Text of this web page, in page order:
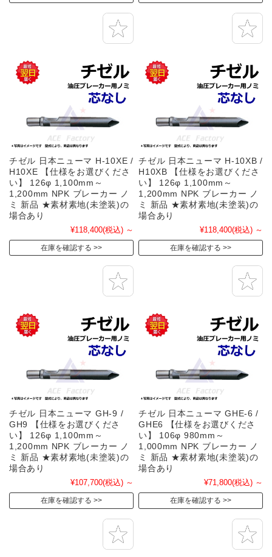
チゼル 日本ニューマ H-10XE /
H10XE 【仕様をお選びくださ
い】 126φ 1,100mm～
1,200mm NPK ブレーカー ノ
ミ 新品 ★素材素地(未塗装)の
場合あり
¥118,400(税込) ～
在庫を確認する
チゼル 日本ニューマ H-10XB /
H10XB 【仕様をお選びくださ
い】 126φ 1,100mm～
1,200mm NPK ブレーカー ノ
ミ 新品 ★素材素地(未塗装)の
場合あり
¥118,400(税込) ～
在庫を確認する
チゼル 日本ニューマ GH-9 /
GH9 【仕様をお選びくださ
い】 126φ 1,100mm～
1,200mm NPK ブレーカー ノ
ミ 新品 ★素材素地(未塗装)の
場合あり
¥107,700(税込) ～
在庫を確認する
チゼル 日本ニューマ GHE-6 /
GHE6 【仕様をお選びくださ
い】 106φ 980mm～
1,000mm NPK ブレーカー ノ
ミ 新品 ★素材素地(未塗装)の
場合あり
¥71,800(税込) ～
在庫を確認する